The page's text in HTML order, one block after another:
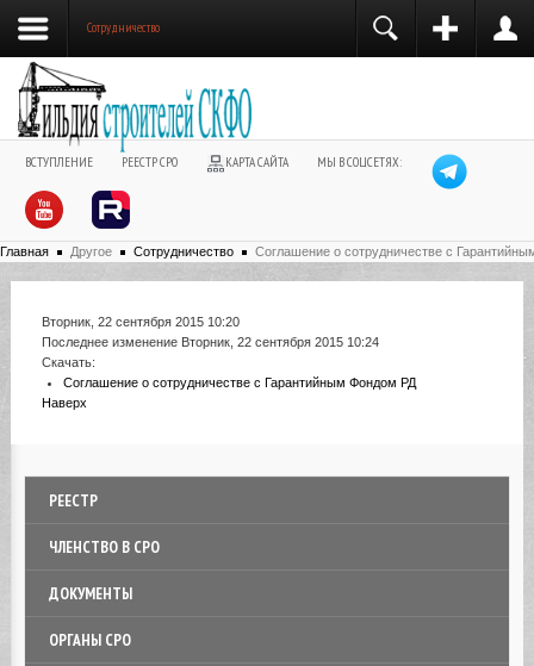
Сотрудничество
ВСТУПЛЕНИЕ РЕЕСТР СРО КАРТА САЙТА МЫ В СОЦСЕТЯХ:
Главная Другое Сотрудничество Соглашение о сотрудничестве с
Вторник, 22 сентября 2015 10:20
Последнее изменение Вторник, 22 сентября 2015 10:24
Скачать:
Соглашение о сотрудничестве с Гарантийным Фондом РД
Наверх
РЕЕСТР
ЧЛЕНСТВО В СРО
ДОКУМЕНТЫ
ОРГАНЫ СРО